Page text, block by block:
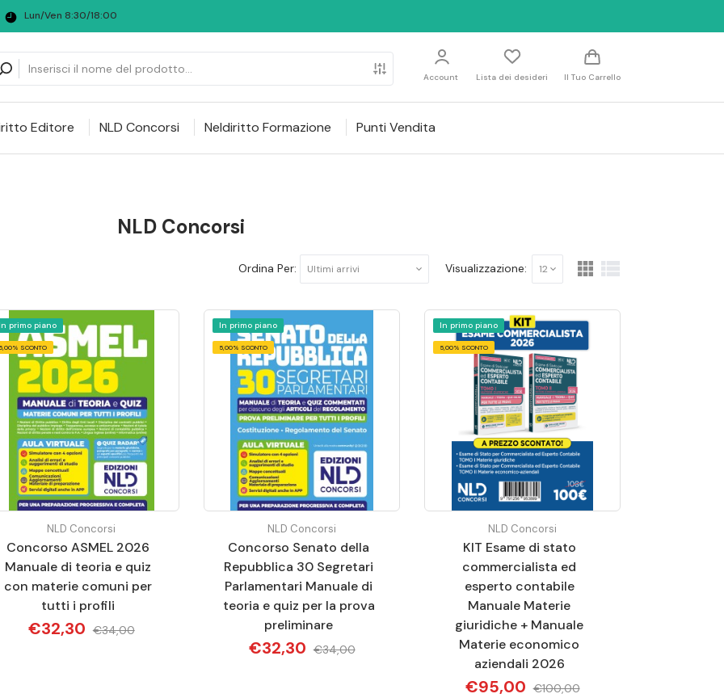
Lun/Ven 8:30/18:00
Account Lista dei desideri Il Tuo Carrello
Editore NLD Concorsi Neldiritto Formazione Punti Vendita
NLD Concorsi
Ordina Per: Ultimi arrivi Visualizzazione: 12
In primo piano
5,00% SCONTO
NLD Concorsi
Concorso ASMEL 2026
Manuale di teoria e quiz
con materie comuni per
tutti i profili
€32,30 €34,00
In primo piano
5,00% SCONTO
NLD Concorsi
Concorso Senato della
Repubblica 30 Segretari
Parlamentari Manuale di
teoria e quiz per la prova
preliminare
€32,30 €34,00
In primo piano
5,00% SCONTO
NLD Concorsi
KIT Esame di stato
commercialista ed
esperto contabile
Manuale Materie
giuridiche + Manuale
Materie economico
aziendali 2026
€95,00 €100,00